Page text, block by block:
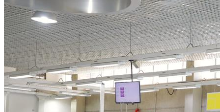
NBA
NFL
Fórmula 1
UFC
Tênis (ATP)
MLB
NHL
Atletismo
Vôlei
NBB
Competições de Futebol